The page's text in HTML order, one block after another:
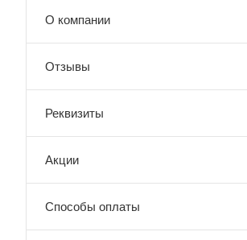
О компании
Отзывы
Реквизиты
Акции
Способы оплаты